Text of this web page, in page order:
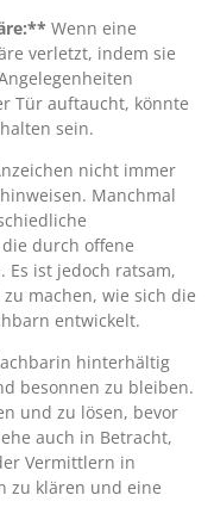
Wenn eine
verletzt, indem sie
Tür auftaucht, könnte
sein.
nicht immer
Manchmal
durch offene
Es ist jedoch ratsam,
machen, wie sich die
entwickelt.
hinterhältig
besonnen zu bleiben.
und zu lösen, bevor
auch in Betracht,
Vermittlern in
zu klären und eine